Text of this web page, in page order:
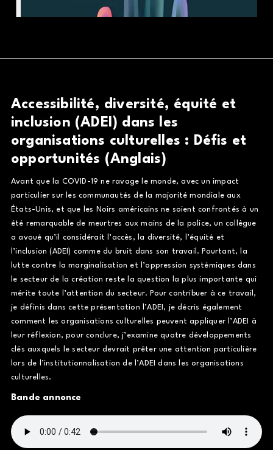
Accessibilité, diversité, équité et
inclusion (ADEI) dans les
organisations culturelles : Défis et
opportunités (Anglais)
Avant que la COVID-19 ne ravage le monde, avec un impact
particulier sur les communautés de la majorité mondiale aux
États-Unis, et que les Noirs américains ne soient confrontés à un
été remarquable de meurtres aux mains de la police, un collègue
a avoué qu’il considérait l’accès, la diversité, l’équité et
l’inclusion (ADEI) comme du bruit dans son travail. Pourtant, la
lutte contre la marginalisation et l’oppression systémiques dans
le secteur de la création reste la question la plus importante qui
mérite toute l’attention du secteur. Pour contribuer à ce travail,
je définis dans cette présentation l’ADEI, je décris également
comment les organisations culturelles peuvent appliquer l’ADEI à
leur réflexion, pour conclure, j’examine quatre développements
clés auxquels le secteur devrait prêter une attention particulière
lors de l’institutionnalisation de l’ADEI dans les organisations
culturelles.
Bande annonce